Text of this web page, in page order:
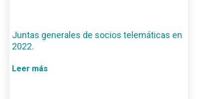
Juntas generales de socios telemáticas en
2022.
Leer más